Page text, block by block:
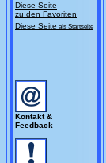
Diese Seite
zu den Favoriten
Diese Seite als Startseite
Kontakt &
Feedback